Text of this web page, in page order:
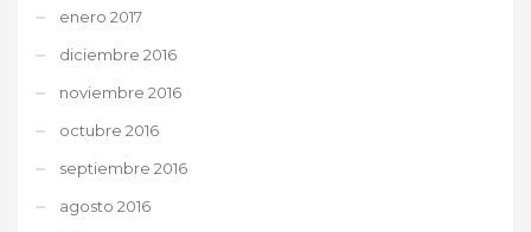
enero 2017
diciembre 2016
noviembre 2016
octubre 2016
septiembre 2016
agosto 2016